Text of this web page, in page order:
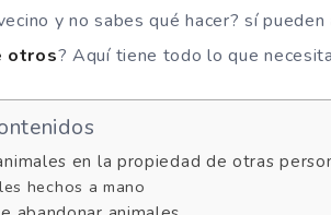
y no sabes qué hacer? sí pueden
otros? Aquí tiene todo lo que
en la propiedad de otras
hechos a mano